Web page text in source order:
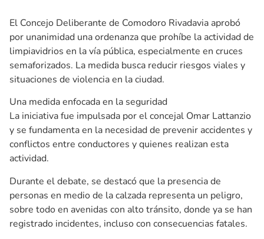
El Concejo Deliberante de Comodoro Rivadavia aprobó
por unanimidad una ordenanza que prohíbe la actividad de
limpiavidrios en la vía pública, especialmente en cruces
semaforizados. La medida busca reducir riesgos viales y
situaciones de violencia en la ciudad.
Una medida enfocada en la seguridad
La iniciativa fue impulsada por el concejal Omar Lattanzio
y se fundamenta en la necesidad de prevenir accidentes y
conflictos entre conductores y quienes realizan esta
actividad.
Durante el debate, se destacó que la presencia de
personas en medio de la calzada representa un peligro,
sobre todo en avenidas con alto tránsito, donde ya se han
registrado incidentes, incluso con consecuencias fatales.